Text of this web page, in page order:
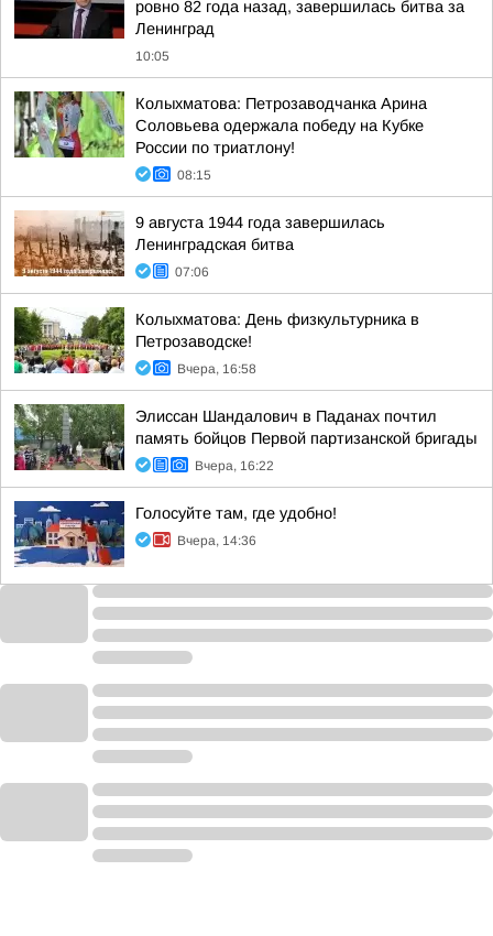
ровно 82 года назад, завершилась битва за
Ленинград
10:05
Колыхматова: Петрозаводчанка Арина
Соловьева одержала победу на Кубке
России по триатлону!
08:15
9 августа 1944 года завершилась
Ленинградская битва
07:06
Колыхматова: День физкультурника в
Петрозаводске!
Вчера, 16:58
Элиссан Шандалович в Паданах почтил
память бойцов Первой партизанской бригады
Вчера, 16:22
Голосуйте там, где удобно!
Вчера, 14:36